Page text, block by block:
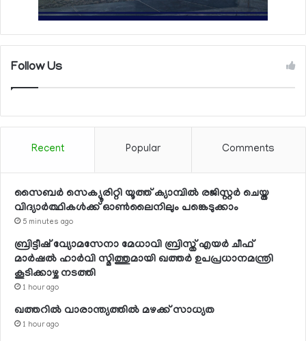
Follow Us
Recent Popular Comments
സൈബര്‍ സെക്യൂരിറ്റി യൂത്ത് ക്യാമ്പില്‍ രജിസ്റ്റര്‍ ചെയ്ത
വിദ്യാര്‍ത്ഥികള്‍ക്ക് ഓണ്‍ലൈനിലും പങ്കെടുക്കാം
5 minutes ago
ബ്രിട്ടീഷ് വ്യോമസേനാ മേധാവി ബ്രിസ്ത് എയര്‍ ചീഫ്
മാര്‍ഷല്‍ ഹാര്‍വി സ്മിത്തുമായി ഖത്തര്‍ ഉപപ്രധാനമന്ത്രി
കൂടിക്കാഴ്ച നടത്തി
1 hour ago
ഖത്തറില്‍ വാരാന്ത്യത്തില്‍ മഴക്ക് സാധ്യത
1 hour ago